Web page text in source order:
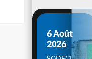
6 Août
2026